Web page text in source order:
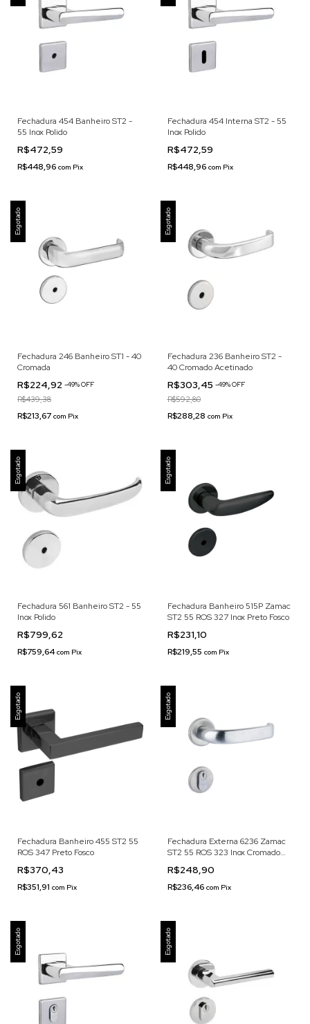
Fechadura 454 Banheiro ST2 -
55 Inox Polido
R$472,59
R$448,96 com Pix
Fechadura 454 Interna ST2 - 55
Inox Polido
R$472,59
R$448,96 com Pix
Esgotado
Fechadura 246 Banheiro ST1 - 40
Cromada
R$224,92 -49% OFF
R$439,38
R$213,67 com Pix
Esgotado
Fechadura 236 Banheiro ST2 -
40 Cromado Acetinado
R$303,45 -49% OFF
R$592,80
R$288,28 com Pix
Esgotado
Fechadura 561 Banheiro ST2 - 55
Inox Polido
R$799,62
R$759,64 com Pix
Esgotado
Fechadura Banheiro 515P Zamac
ST2 55 ROS 327 Inox Preto Fosco
R$231,10
R$219,55 com Pix
Esgotado
Fechadura Banheiro 455 ST2 55
ROS 347 Preto Fosco
R$370,43
R$351,91 com Pix
Esgotado
Fechadura Externa 6236 Zamac
ST2 55 ROS 323 Inox Cromado
R$248,90
R$236,46 com Pix
Esgotado Esgotado